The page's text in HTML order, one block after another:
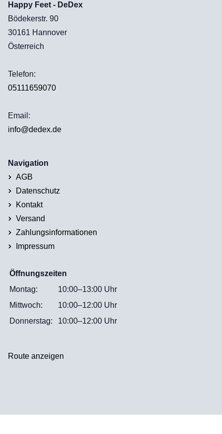
Happy Feet - DeDex
Bödekerstr. 90
30161 Hannover
Österreich
Telefon:
05111659070
Email:
info@dedex.de
Navigation
AGB
Datenschutz
Kontakt
Versand
Zahlungsinformationen
Impressum
Öffnungszeiten
Montag:
10:00–13:00 Uhr
Mittwoch:
10:00–12:00 Uhr
Donnerstag:
10:00–12:00 Uhr
Route anzeigen